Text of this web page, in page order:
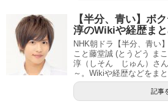
【半分、青い】ボ
淳のWikiや経歴ま
NHK朝ドラ【半分、青い
こと藤堂誠 (とうどう ま
淳（しそん じゅん）さ
～。Wikiや経歴などをまと
記事